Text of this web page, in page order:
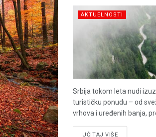
AKTUELNOSTI
Srbija tokom leta nudi
turističku ponudu – od
vrhova i uređenih banja,
UČITAJ VIŠE